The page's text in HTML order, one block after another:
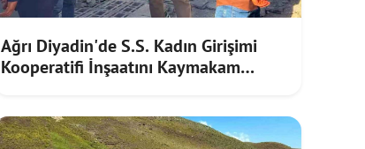
Ağrı Diyadin'de S.S. Kadın Girişimi
Kooperatifi İnşaatını Kaymakam